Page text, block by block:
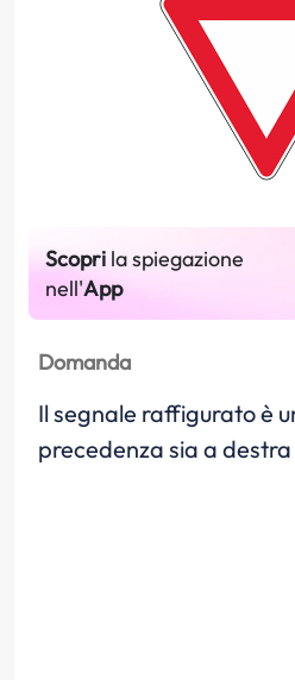
Scopri la spiegazione
nell'App
Domanda
Il segnale raffigurato è
precedenza sia a